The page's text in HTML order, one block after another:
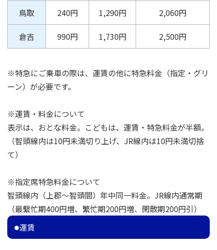
鳥取 240円 1,290円 2,060円
倉吉 990円 1,730円 2,500円
※特急にご乗車の際は、運賃の他に特急料金（指定・グリ
ーン）が必要です。
※運賃・料金について
表示は、おとな料金。こどもは、運賃・特急料金が半額。
（智頭線内は10円未満切り上げ、JR線内は10円未満切捨
て）
※指定席特急料金について
智頭線内（上郡～智頭間）年中同一料金。JR線内通常期
（最繫忙期400円増、繁忙期200円増、閑散期200円引）
運賃